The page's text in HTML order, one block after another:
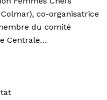
co-organisatrice
du comité
Centrale…